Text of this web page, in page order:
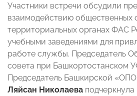
Участники встречи обсудили
взаимодействию общественных
территориальных органах ФАС
учебными заведениями для
работе службы. Председатель
совета при Башкортостанском
Председатель Башкирской
Ляйсан Николаева